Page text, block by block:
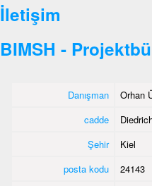
İletişim
BIMSH -
Danışman
Orhan
cadde
Şehir
Kiel
posta kodu
24143